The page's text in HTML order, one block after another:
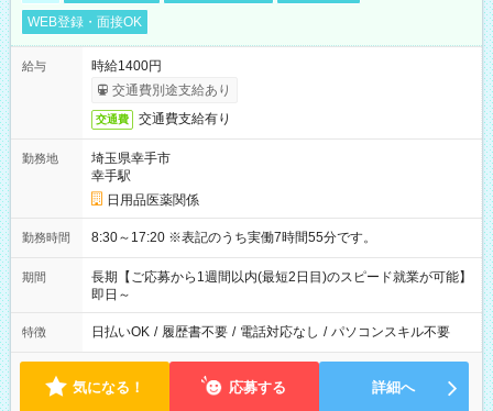
WEB登録・面接OK
給与
時給1400円
交通費別途支給あり
交通費 交通費支給有り
勤務地
埼玉県幸手市
幸手駅
日用品医薬関係
勤務時間 8:30～17:20 ※表記のうち実働7時間55分です。
期間
長期【ご応募から1週間以内(最短2日目)のスピード就業が可能】
即日～
特徴 日払いOK / 履歴書不要 / 電話対応なし / パソコンスキル不要
気になる！ 応募する 詳細へ